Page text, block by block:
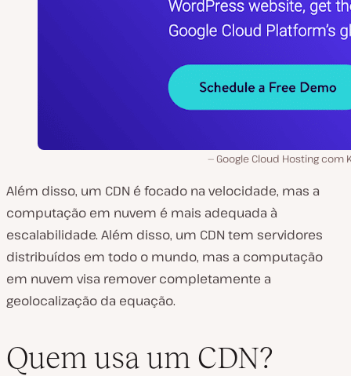
Google Cloud Hosting com
Além disso, um CDN é focado na velocidade, mas a
computação em nuvem é mais adequada à
escalabilidade. Além disso, um CDN tem servidores
distribuídos em todo o mundo, mas a computação
em nuvem visa remover completamente a
geolocalização da equação.
Quem usa um CDN?